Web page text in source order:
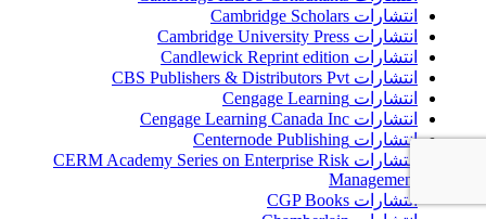
انتشارات Cambridge Scholars
انتشارات Cambridge University Press
انتشارات Candlewick Reprint edition
انتشارات CBS Publishers & Distributors Pvt
انتشارات Cengage Learning
انتشارات Cengage Learning Canada Inc
انتشارات Centernode Publishing
انتشارات CERM Academy Series on Enterprise Risk
Management
انتشارات CGP Books